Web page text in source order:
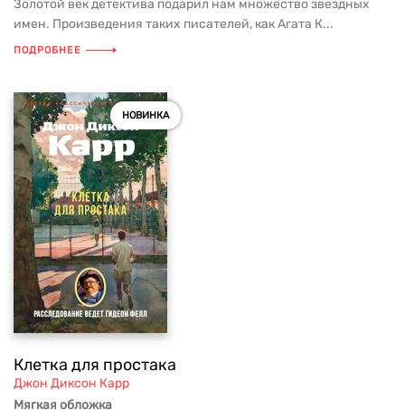
Золотой век детектива подарил нам множество звездных
имен. Произведения таких писателей, как Агата К...
ПОДРОБНЕЕ
НОВИНКА
Клетка для простака
Джон Диксон Карр
Мягкая обложка